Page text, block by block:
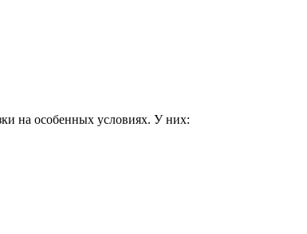
на особенных условиях. У них: